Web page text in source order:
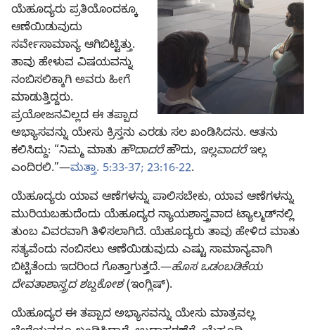
ಯೆಹೂದ್ಯರು ಪ್ರತಿಯೊಂದಕ್ಕೂ
ಆಣೆಯಿಡುವುದು
ಸರ್ವೇಸಾಮಾನ್ಯ ಆಗಿಬಿಟ್ಟಿತ್ತು.
ತಾವು ಹೇಳುವ ವಿಷಯವನ್ನು
ನಂಬಿಸಲಿಕ್ಕಾಗಿ ಅವರು ಹೀಗೆ
ಮಾಡುತ್ತಿದ್ದರು.
ಪ್ರಯೋಜನವಿಲ್ಲದ ಈ ತಪ್ಪಾದ
ಅಭ್ಯಾಸವನ್ನು ಯೇಸು ಕ್ರಿಸ್ತನು ಎರಡು ಸಲ ಖಂಡಿಸಿದನು. ಆತನು
ಕಲಿಸಿದ್ದು: “ನಿಮ್ಮ ಮಾತು ಹೌದಾದರೆಹೌದು, ಇಲ್ಲವಾದರೆಇಲ್ಲ
ಎಂದಿರಲಿ.”—ಮತ್ತಾ. 5:33-37; 23:16-22.
ಯೆಹೂದ್ಯರು ಯಾವ ಆಣೆಗಳನ್ನು ಪಾಲಿಸಬೇಕು, ಯಾವ ಆಣೆಗಳನ್ನು
ಮುರಿಯಬಹುದೆಂದು ಯೆಹೂದ್ಯರ ನ್ಯಾಯಶಾಸ್ತ್ರವಾದ ಟ್ಯಾಲ್ಮಡ್‌ನಲ್ಲಿ
ತುಂಬ ವಿವರವಾಗಿ ತಿಳಿಸಲಾಗಿದೆ. ಯೆಹೂದ್ಯರು ತಾವು ಹೇಳಿದ ಮಾತು
ಸತ್ಯವೆಂದು ನಂಬಿಸಲು ಆಣೆಯಿಡುವುದು ಎಷ್ಟು ಸಾಮಾನ್ಯವಾಗಿ
ಬಿಟ್ಟಿತೆಂದು ಇದರಿಂದ ಗೊತ್ತಾಗುತ್ತದೆ.—ಹೊಸ ಒಡಂಬಡಿಕೆಯ
ದೇವತಾಶಾಸ್ತ್ರದ ಶಬ್ದಕೋಶ(ಇಂಗ್ಲಿಷ್‌).
ಯೆಹೂದ್ಯರ ಈ ತಪ್ಪಾದ ಅಭ್ಯಾಸವನ್ನು ಯೇಸು ಮಾತ್ರವಲ್ಲ